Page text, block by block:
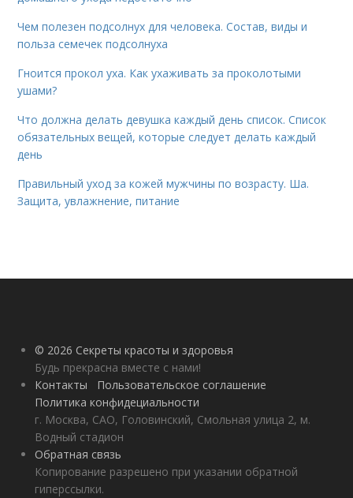
Чем полезен подсолнух для человека. Состав, виды и
польза семечек подсолнуха
Гноится прокол уха. Как ухаживать за проколотыми
ушами?
Что должна делать девушка каждый день список. Список
обязательных вещей, которые следует делать каждый
день
Правильный уход за кожей мужчины по возрасту. Ша.
Защита, увлажнение, питание
© 2026 Секреты красоты и здоровья
Будь прекрасна вместе с нами!
Контакты
Пользовательское соглашение
Политика конфидециальности
г. Москва, САО, Головинский, Смольная улица 2, м.
Водный стадион
Обратная связь
Копирование разрешено при указании обратной
гиперссылки.